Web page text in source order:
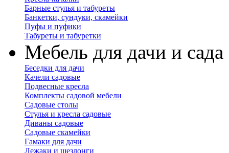
Барные стулья и табуреты
Банкетки, сундуки, скамейки
Пуфы и пуфики
Табуреты и табуретки
Мебель для дачи и сада
Беседки для дачи
Качели садовые
Подвесные кресла
Комплекты садовой мебели
Садовые столы
Стулья и кресла садовые
Диваны садовые
Садовые скамейки
Гамаки для дачи
Лежаки и шезлонги